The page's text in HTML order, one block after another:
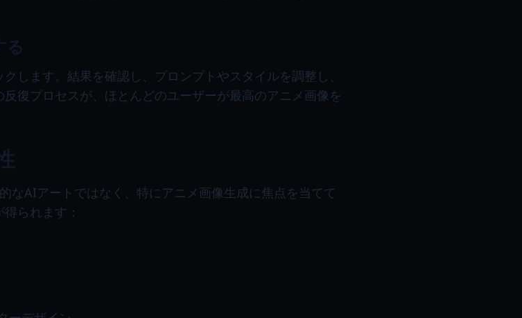
る
クします。結果を確認し、プロンプトやスタイルを調整し、
復プロセスが、ほとんどのユーザーが最高のアニメ画像を
なAIアートではなく、特にアニメ画像生成に焦点を当てて
られます：